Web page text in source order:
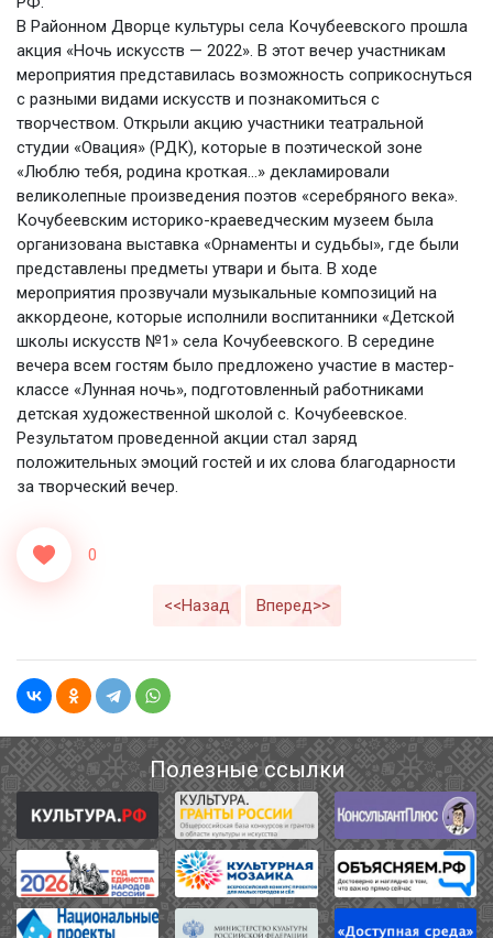
В Районном Дворце культуры села Кочубеевского прошла
акция «Ночь искусств — 2022». В этот вечер участникам
мероприятия представилась возможность соприкоснуться
с разными видами искусств и познакомиться с
творчеством. Открыли акцию участники театральной
студии «Овация» (РДК), которые в поэтической зоне
«Люблю тебя, родина кроткая…» декламировали
великолепные произведения поэтов «серебряного века».
Кочубеевским историко-краеведческим музеем была
организована выставка «Орнаменты и судьбы», где были
представлены предметы утвари и быта. В ходе
мероприятия прозвучали музыкальные композиций на
аккордеоне, которые исполнили воспитанники «Детской
школы искусств №1» села Кочубеевского. В середине
вечера всем гостям было предложено участие в мастер-
классе «Лунная ночь», подготовленный работниками
детская художественной школой с. Кочубеевское.
Результатом проведенной акции стал заряд
положительных эмоций гостей и их слова благодарности
за творческий вечер.
0
<<Назад Вперед>>
Полезные ссылки